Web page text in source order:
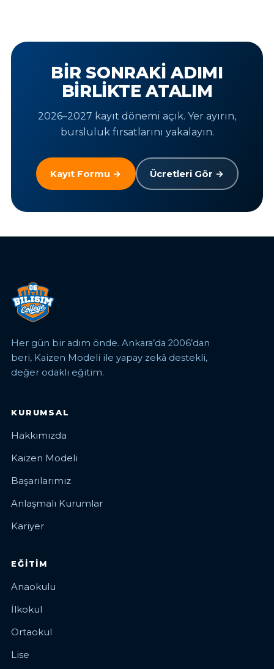
BIR SONRAKI ADIMI
BIRLIKTE ATALIM
2026–2027 kayıt dönemi açık. Yer ayırın,
bursluluk fırsatlarını yakalayın.
Kayıt Formu → Ücretleri Gör →
Her gün bir adım önde. Ankara’da 2006’dan
beri, Kaizen Modeli ile yapay zekâ destekli,
değer odaklı eğitim.
KURUMSAL
Hakkımızda
Kaizen Modeli
Başarılarımız
Anlaşmalı Kurumlar
Kariyer
EĞITIM
Anaokulu
İlkokul
Ortaokul
Lise